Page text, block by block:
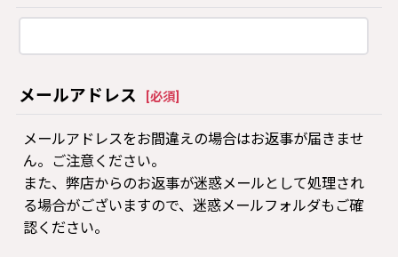
メールアドレス 必須
メールアドレスをお間違えの場合はお返事が届きませ
ん。ご注意ください。
また、弊店からのお返事が迷惑メールとして処理され
る場合がございますので、迷惑メールフォルダもご確
認ください。